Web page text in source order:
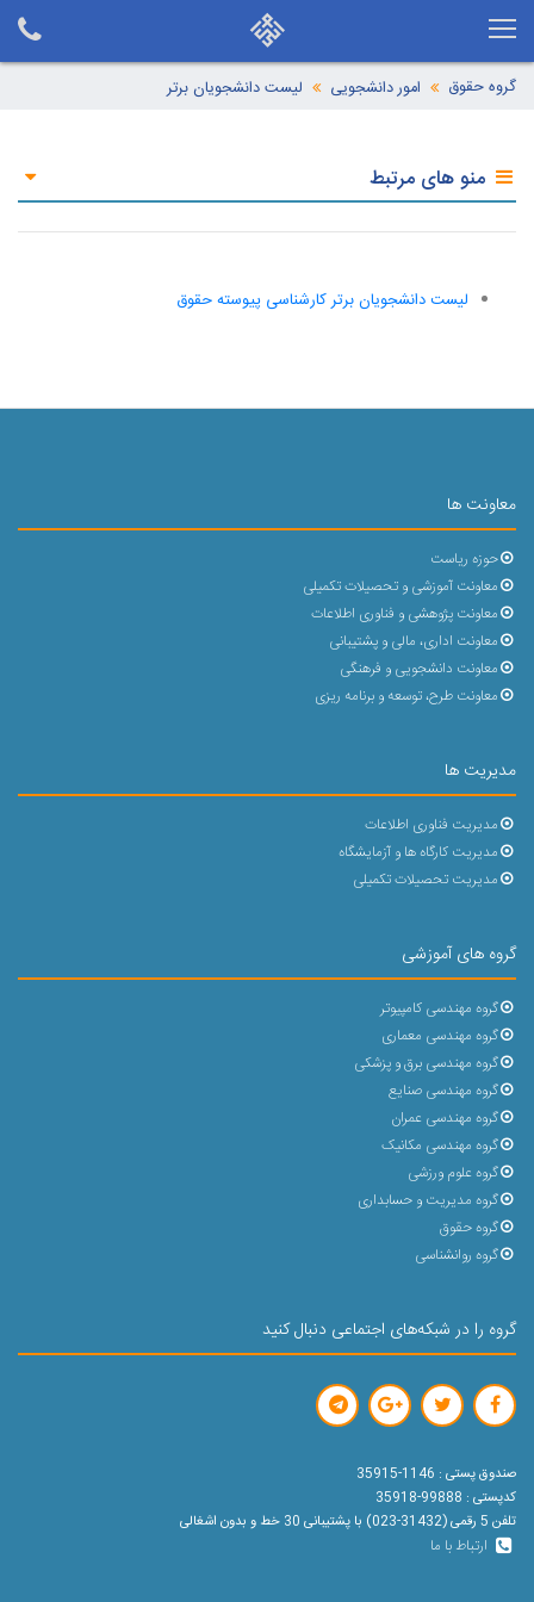
گروه حقوق امور دانشجویی لیست دانشجویان برتر
منو های مرتبط
لیست دانشجویان برتر کارشناسی پیوسته حقوق
معاونت ها
حوزه ریاست
معاونت آموزشی و تحصیلات تکمیلی
معاونت پژوهشی و فناوری اطلاعات
معاونت اداری، مالی و پشتیبانی
معاونت دانشجویی و فرهنگی
معاونت طرح، توسعه و برنامه ریزی
مدیریت ها
مدیریت فناوری اطلاعات
مدیریت کارگاه ها و آزمایشگاه
مدیریت تحصیلات تکمیلی
گروه های آموزشی
گروه مهندسی کامپیوتر
گروه مهندسی معماری
گروه مهندسی برق و پزشکی
گروه مهندسی صنایع
گروه مهندسی عمران
گروه مهندسی مکانیک
گروه علوم ورزشی
گروه مدیریت و حسابداری
گروه حقوق
گروه روانشناسی
گروه را در شبکه‌های اجتماعی دنبال کنید
صندوق پستی : 1146-35915
کدپستی : 99888-35918
تلفن 5 رقمی (31432-023) با پشتیبانی 30 خط و بدون اشغالی
ارتباط با ما